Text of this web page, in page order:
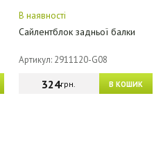
В наявності
Сайлентблок задньої балки
Артикул: 2911120-G08
В КОШИК
324грн.